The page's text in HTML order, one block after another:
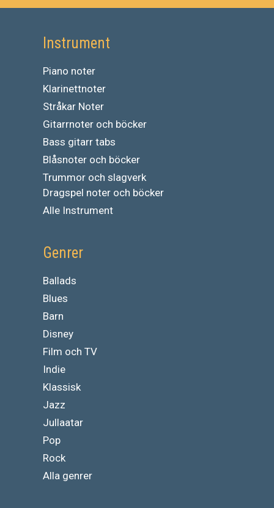
Instrument
Piano noter
Klarinettnoter
Stråkar Noter
Gitarrnoter och böcker
Bass gitarr tabs
Blåsnoter och böcker
Trummor och slagverk
Dragspel noter och böcker
Alle Instrument
Genrer
Ballads
Blues
Barn
Disney
Film och TV
Indie
Klassisk
Jazz
Jullaatar
Pop
Rock
Alla genrer